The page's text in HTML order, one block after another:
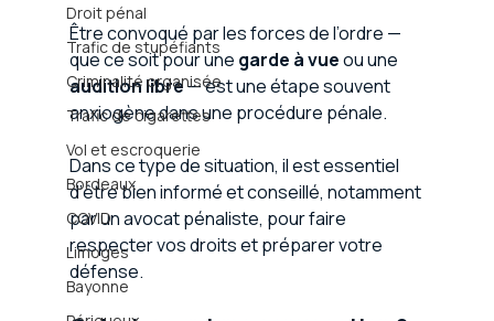
Droit pénal
Trafic de stupéfiants
Criminalité organisée
Trafic de cigarettes
Vol et escroquerie
Bordeaux
COVID
Limoges
Bayonne
Être convoqué par les forces de l’ordre —
que ce soit pour une garde à vue ou une
audition libre — est une étape souvent
anxiogène dans une procédure pénale.
Dans ce type de situation, il est essentiel
d’être bien informé et conseillé, notamment
par un avocat pénaliste, pour faire
respecter vos droits et préparer votre
défense.